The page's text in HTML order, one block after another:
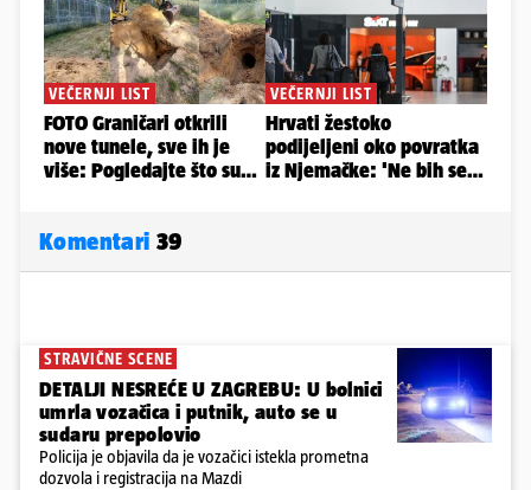
Komentari 39
STRAVIČNE SCENE
DETALJI NESREĆE U ZAGREBU: U bolnici
umrla vozačica i putnik, auto se u
sudaru prepolovio
Policija je objavila da je vozačici istekla prometna
dozvola i registracija na Mazdi